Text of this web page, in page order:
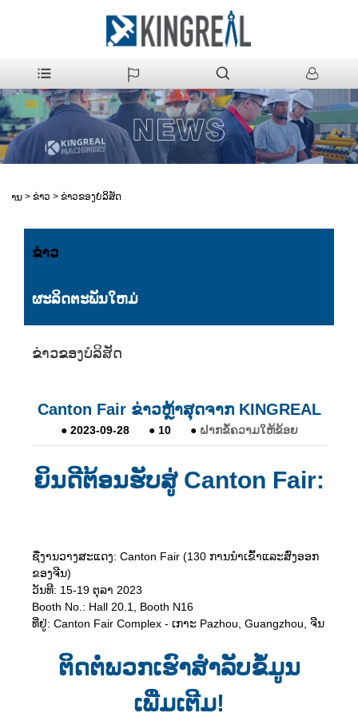
ບ້ານ > ຂ່າວ > ຂ່າວຂອງບໍລິສັດ
ຂ່າວ
ຜະລິດຕະພັນໃຫມ່
ຂ່າວຂອງບໍລິສັດ
Canton Fair ຂ່າວຫຼ້າສຸດຈາກ KINGREAL
● 2023-09-28 ● 10 ● ຝາກຂໍ້ຄວາມໃຫ້ຂ້ອຍ
ຍິນດີຕ້ອນຮັບສູ່ Canton Fair:
ຊື່​ງານ​ວາງ​ສະ​ແດງ​: Canton Fair (130 ການ​ນໍາ​ເຂົ້າ​ແລະ​ສົ່ງ​ອອກ​
ຂອງ​ຈີນ​)
ວັນທີ: 15-19 ຕຸລາ 2023
Booth No.: Hall 20.1, Booth N16
ທີ່ຢູ່: Canton Fair Complex - ເກາະ Pazhou, Guangzhou, ຈີນ
ຕິດຕໍ່ພວກເຮົາສໍາລັບຂໍ້ມູນ
ເພີ່ມເຕີມ!